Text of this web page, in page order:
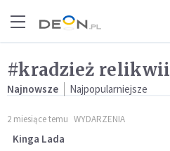
#kradzież relikwii
Najnowsze Najpopularniejsze
2 miesiące temu WYDARZENIA
Kinga Lada